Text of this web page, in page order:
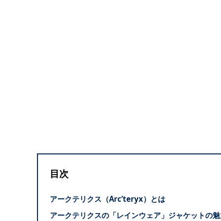
目次
アークテリクス（Arc’teryx）とは
アークテリクスの「レインウェア」ジャケットの